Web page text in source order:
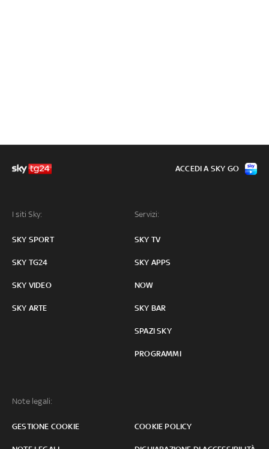
I siti Sky:
SKY SPORT
SKY TG24
SKY VIDEO
SKY ARTE
Servizi:
SKY TV
SKY APPS
NOW
SKY BAR
SPAZI SKY
PROGRAMMI
Note legali:
GESTIONE COOKIE COOKIE POLICY
ACCEDI A SKY GO